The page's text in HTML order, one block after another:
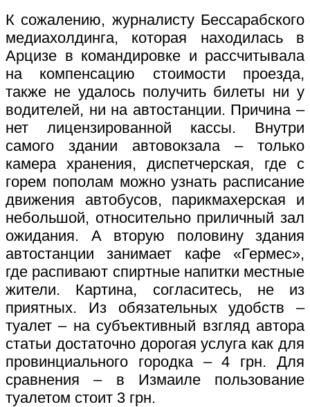
К сожалению, журналисту Бессарабского
медиахолдинга, которая находилась в
Арцизе в командировке и рассчитывала
на компенсацию стоимости проезда,
также не удалось получить билеты ни у
водителей, ни на автостанции. Причина –
нет лицензированной кассы. Внутри
самого здании автовокзала – только
камера хранения, диспетчерская, где с
горем пополам можно узнать расписание
движения автобусов, парикмахерская и
небольшой, относительно приличный зал
ожидания. А вторую половину здания
автостанции занимает кафе «Гермес»,
где распивают спиртные напитки местные
жители. Картина, согласитесь, не из
приятных. Из обязательных удобств –
туалет – на субъективный взгляд автора
статьи достаточно дорогая услуга как для
провинциального городка – 4 грн. Для
сравнения – в Измаиле пользование
туалетом стоит 3 грн.